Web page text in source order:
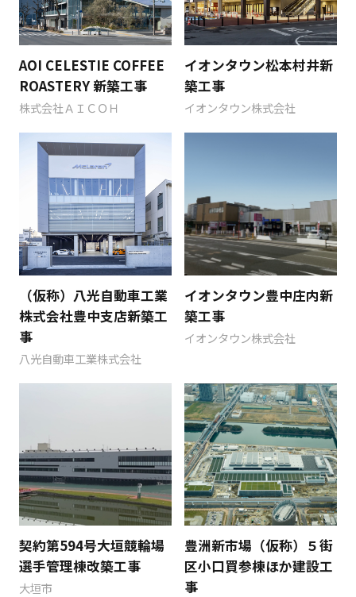
AOI CELESTIE COFFEE
ROASTERY 新築工事
株式会社ＡＩＣＯＨ
イオンタウン松本村井新
築工事
イオンタウン株式会社
（仮称）八光自動車工業
株式会社豊中支店新築工
事
八光自動車工業株式会社
イオンタウン豊中庄内新
築工事
イオンタウン株式会社
契約第594号大垣競輪場
選手管理棟改築工事
大垣市
豊洲新市場（仮称）５街
区小口買参棟ほか建設工
事